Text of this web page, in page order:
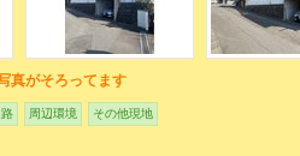
真がそろってます
周辺環境 その他現地